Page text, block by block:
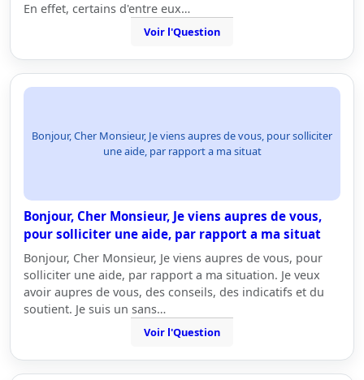
En effet, certains d'entre eux…
Voir l'Question
Bonjour, Cher Monsieur, Je viens aupres de vous, pour solliciter
une aide, par rapport a ma situat
Bonjour, Cher Monsieur, Je viens aupres de vous,
pour solliciter une aide, par rapport a ma situat
Bonjour, Cher Monsieur, Je viens aupres de vous, pour
solliciter une aide, par rapport a ma situation. Je veux
avoir aupres de vous, des conseils, des indicatifs et du
soutient. Je suis un sans…
Voir l'Question